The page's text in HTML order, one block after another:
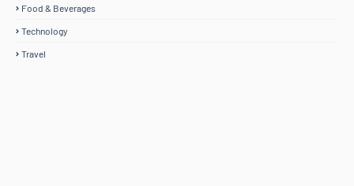
Food & Beverages
Technology
Travel